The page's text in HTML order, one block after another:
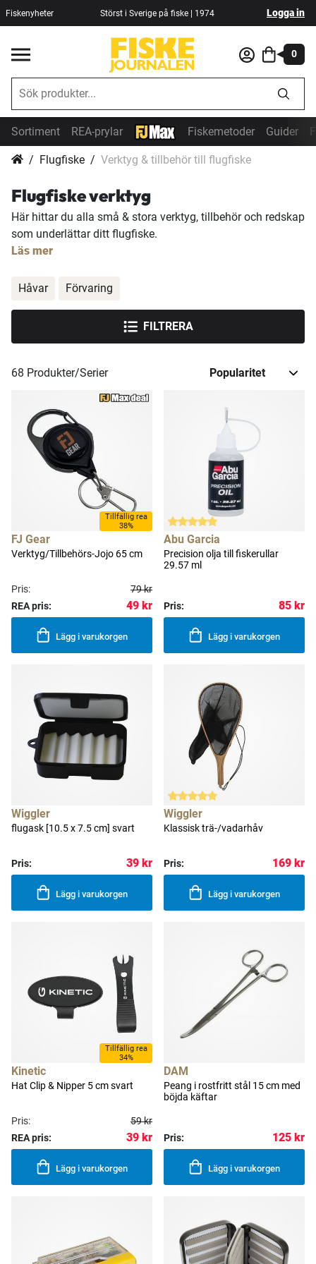
Fiskenyheter Störst i Sverige på fiske | 1974 Logga in
0
Sortiment REA-prylar Fiskemetoder Guider
Flugfiske Verktyg & tillbehör till flugfiske
Flugfiske verktyg
Här hittar du alla små & stora verktyg, tillbehör och redskap
som underlättar ditt flugfiske.
Läs mer
68 Produkter/Serier
Tillfällig rea
38%
FJ Gear
Verktyg/Tillbehörs-Jojo 65 cm
Pris:
79 kr
REA pris:
49 kr
Lägg i varukorgen
Abu Garcia
Precision olja till fiskerullar
29.57 ml
Pris: 85 kr
Lägg i varukorgen
Wiggler
flugask [10.5 x 7.5 cm] svart
Pris: 39 kr
Lägg i varukorgen
Wiggler
Klassisk trä-/vadarhåv
Pris: 169 kr
Lägg i varukorgen
Tillfällig rea
34%
Kinetic
Hat Clip & Nipper 5 cm svart
Pris:
59 kr
REA pris:
39 kr
Lägg i varukorgen
DAM
Peang i rostfritt stål 15 cm med
böjda käftar
Pris: 125 kr
Lägg i varukorgen
Håvar Förvaring
FILTRERA